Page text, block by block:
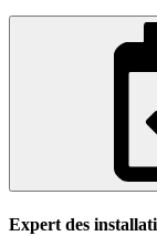
Expert des